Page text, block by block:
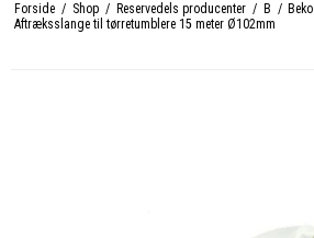
Forside / Shop / Reservedels producenter / B / Beko
Aftræksslange til tørretumblere 15 meter Ø102mm